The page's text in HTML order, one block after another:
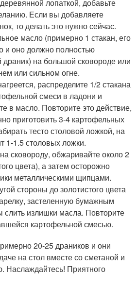
лопаткой, добавьте
Если вы добавляете
то делать это нужно сейчас.
масло (примерно 1 стакан, его
и оно должно полностью
на большой сковороде или
или сильном огне.
распределите 1/2 стакана
смеси в ладони и
в масло. Повторите это действие,
приготовить 3-4 картофельных
тесто столовой ложкой, на
1-1.5 столовых ложки.
сковороду, обжаривайте около 2
цвета), а затем осторожно
металлическими щипцами.
стороны до золотистого цвета
застеленную бумажным
слить излишки масла. Повторите
картофельной смесью.
20-25 драников и они
на стол вместе со сметаной и
Наслаждайтесь! Приятного